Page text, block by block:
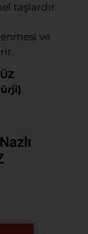
taşlardır.
ve